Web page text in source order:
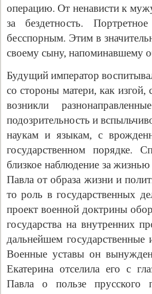
операцию. От ненависти к
за бездетность.
бесспорным. Этим в
своему сыну, напоминавшему
Будущий император
со стороны матери, как
возникли
подозрительность и
наукам и языкам, с
государственном порядке.
близкое наблюдение за
Павла от образа жизни и
то роль в государственных
проект военной доктрины
государства на внутренних
дальнейшем
Военные уставы он
Екатерина отселила его с
Павла о пользе